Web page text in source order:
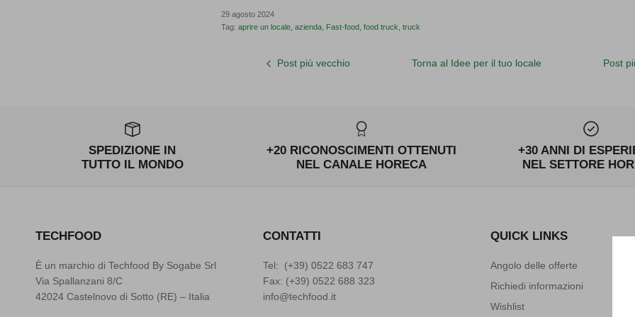
29 agosto 2024
Tag: aprire un locale azienda Fast-food food truck truck
Post più vecchio Torna al Idee per il tuo locale Post
SPEDIZIONE IN
TUTTO IL MONDO
+20 RICONOSCIMENTI OTTENUTI
NEL CANALE HORECA
+30 ANNI DI
NEL SETTORE
TECHFOOD
È un marchio di Techfood By Sogabe Srl
Via Spallanzani 8/C
42024 Castelnovo di Sotto (RE) – Italia
CONTATTI
Tel: (+39) 0522 683 747
Fax: (+39) 0522 688 323
info@techfood.it
QUICK LINKS
Angolo delle offerte
Richiedi informazioni
Wishlist